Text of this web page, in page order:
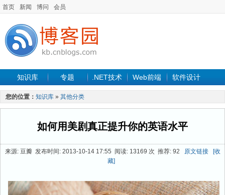
首页 新闻 博问 会员
知识库 专题 .NET技术 Web前端 软件设计
手机开发 软件工程
最新文章
您的位置： 知识库 » 其他分类
如何用美剧真正提升你的英语水平
来源: 豆瓣 发布时间: 2013-10-14 17:55 阅读: 13169 次 推荐: 92 原文链接
[收
藏]